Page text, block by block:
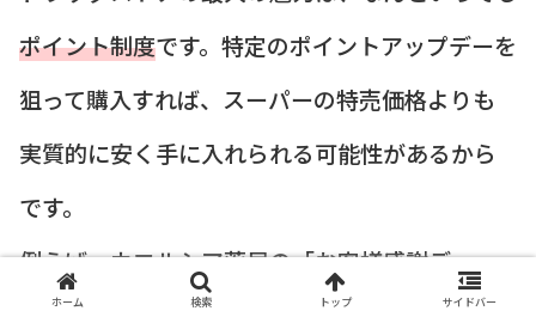
ポイント制度です。特定のポイントアップデーを
狙って購入すれば、スーパーの特売価格よりも
実質的に安く手に入れられる可能性があるから
です。
例えば、ウエルシア薬局の「お客様感謝デー
ホーム 検索 トップ サイドバー